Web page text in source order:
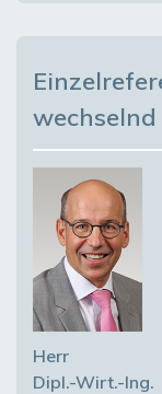
wechselnd
Herr
Dipl.-Wirt.-Ing.